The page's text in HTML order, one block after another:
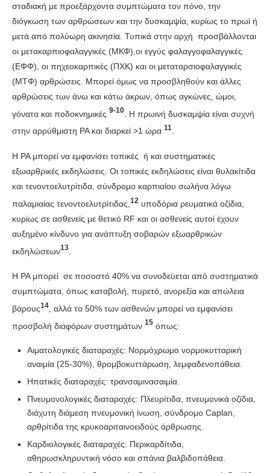
σταδιακή με προεξάρχοντα συμπτώματα τον πόνο, την
διόγκωση των αρθρώσεων και την δυσκαμψία, κυρίως το πρωί ή
μετά από πολύωρη ακινησία. Τυπικά στην αρχή προσβάλλονται
οι μετακαρπιοφαλαγγικές (ΜΚΦ),οι εγγύς φαλαγγοφαλαγγικές
(ΕΦΦ), οι πηχεοκαρπικές (ΠΧΚ) και οι μεταταρσιοφαλαγγικές
(ΜΤΦ) αρθρώσεις. Μπορεί όμως να προσβληθούν και άλλες
αρθρώσεις των άνω και κάτω άκρων, όπως αγκώνες, ώμοι,
γόνατα και ποδοκνημικές 9-10
. Η πρωινή δυσκαμψία είναι συχνή
στην αρρύθμιστη ΡΑ και διαρκεί >1 ώρα 11
Η ΡΑ μπορεί να εμφανίσει τοπικές ή και συστηματικές
εξωαρθρικές εκδηλώσεις. Οι τοπικές εκδηλώσεις είναι θυλακίτιδα
και τενοντοελυτρίτιδα, σύνδρομο καρπιαίου σωλήνα λόγω
παλαμιαίας τενοντοελυτρίτιδας, 12 υποδόρια ρευματικά οζίδια,
κυρίως σε ασθενείς με θετικό RF και οι ασθενείς αυτοί έχουν
αυξημένο κίνδυνο για ανάπτυξη σοβαρών εξωαρθρικών
εκδηλώσεων13
Η ΡΑ μπορεί σε ποσοστό 40% να συνοδεύεται από συστηματικά
συμπτώματα, όπως καταβολή, πυρετό, ανορεξία και απώλεια
βάρους14
, αλλά το 50% των ασθενών μπορεί να εμφανίσει
προσβολή διαφόρων συστημάτων 15 όπως:
Αιματολογικές διαταραχές: Νορμόχρωμο νορμοκυτταρική
αναιμία (25-30%), θρομβοκυττάρωση, λεμφαδενοπάθεια.
Ηπατικές διαταραχές: τρανσαμινασαιμία.
Πνευμονολογικές διαταραχές: Πλευρίτιδα, πνευμονικά οζίδια,
διάχυτη διάμεση πνευμονική ίνωση, σύνδρομο Caplan,
αρθρίτιδα της κρυκοαριταινοειδούς άρθρωσης.
Καρδιολογικές διαταραχές: Περικαρδίτιδα,
αθηρωσκληρυντική νόσο και σπάνια βαλβιδοπάθεια.